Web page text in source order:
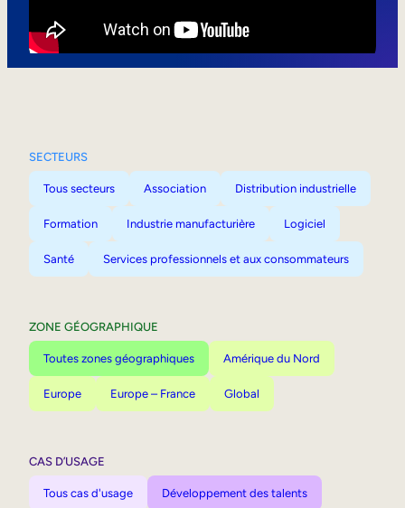
SECTEURS
Tous secteurs Association Distribution industrielle
Formation Industrie manufacturière Logiciel
Santé Services professionnels et aux consommateurs
ZONE GÉOGRAPHIQUE
Toutes zones géographiques Amérique du Nord
Europe Europe – France Global
CAS D’USAGE
Tous cas d'usage Développement des talents